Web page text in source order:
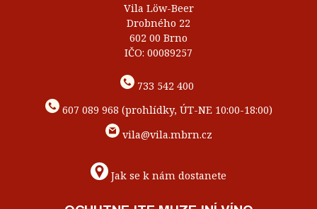
Vila Löw-Beer
Drobného 22
602 00 Brno
IČO: 00089257
733 542 400
607 089 968 (prohlídky, ÚT-NE 10:00-18:00)
vila@vila.mbrn.cz
Jak se k nám dostanete